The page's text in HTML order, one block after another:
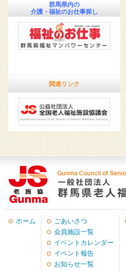
群馬県内の
介護・福祉のお仕事探し
関連リンク
ホーム
ごあいさつ
会員施設一覧
イベントカレンダー
イベント報告
お知らせ一覧